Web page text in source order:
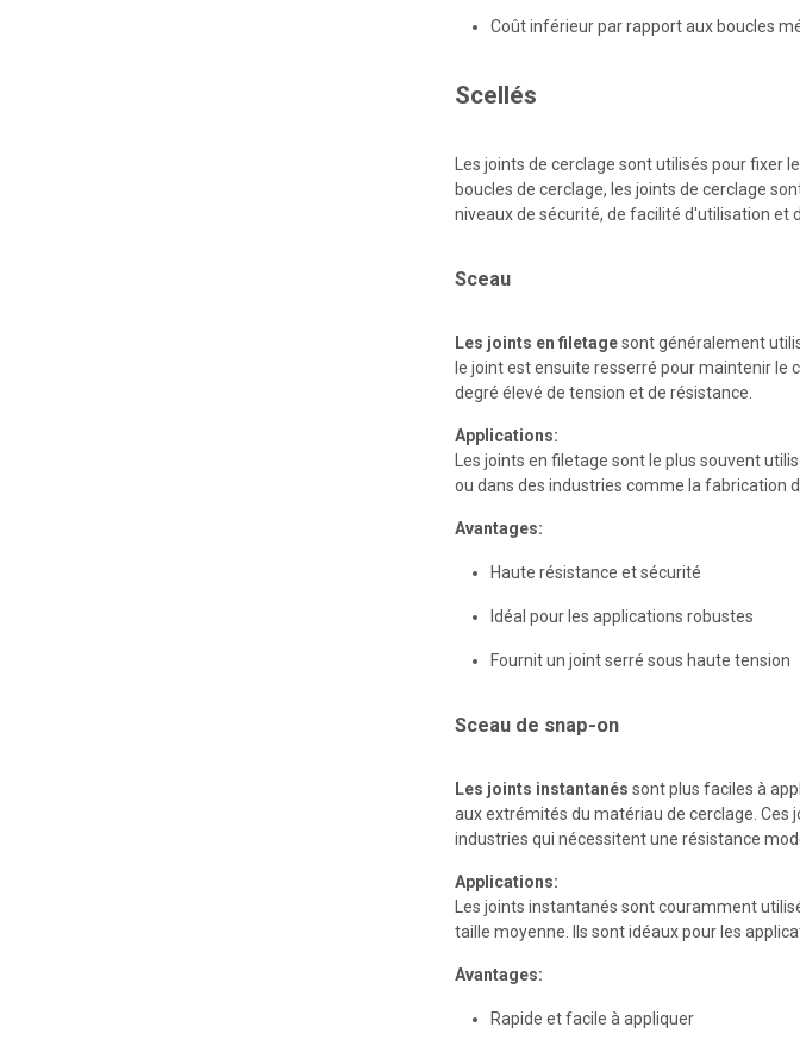
Coût inférieur par rapport aux boucles
Scellés
Les joints de cerclage sont utilisés pour
boucles de cerclage, les joints de cerclage
niveaux de sécurité, de facilité d'utilisation et
Sceau
Les joints en filetagesont généralement
le joint est ensuite resserré pour maintenir le
degré élevé de tension et de résistance.
Applications:
Les joints en filetage sont le plus souvent
ou dans des industries comme la fabrication
Avantages:
Haute résistance et sécurité
Idéal pour les applications robustes
Fournit un joint serré sous haute tension
Sceau de snap-on
Les joints instantanés sont plus faciles à
aux extrémités du matériau de cerclage. Ces
industries qui nécessitent une résistance
Applications:
Les joints instantanés sont couramment
taille moyenne. Ils sont idéaux pour les
Avantages:
Rapide et facile à appliquer